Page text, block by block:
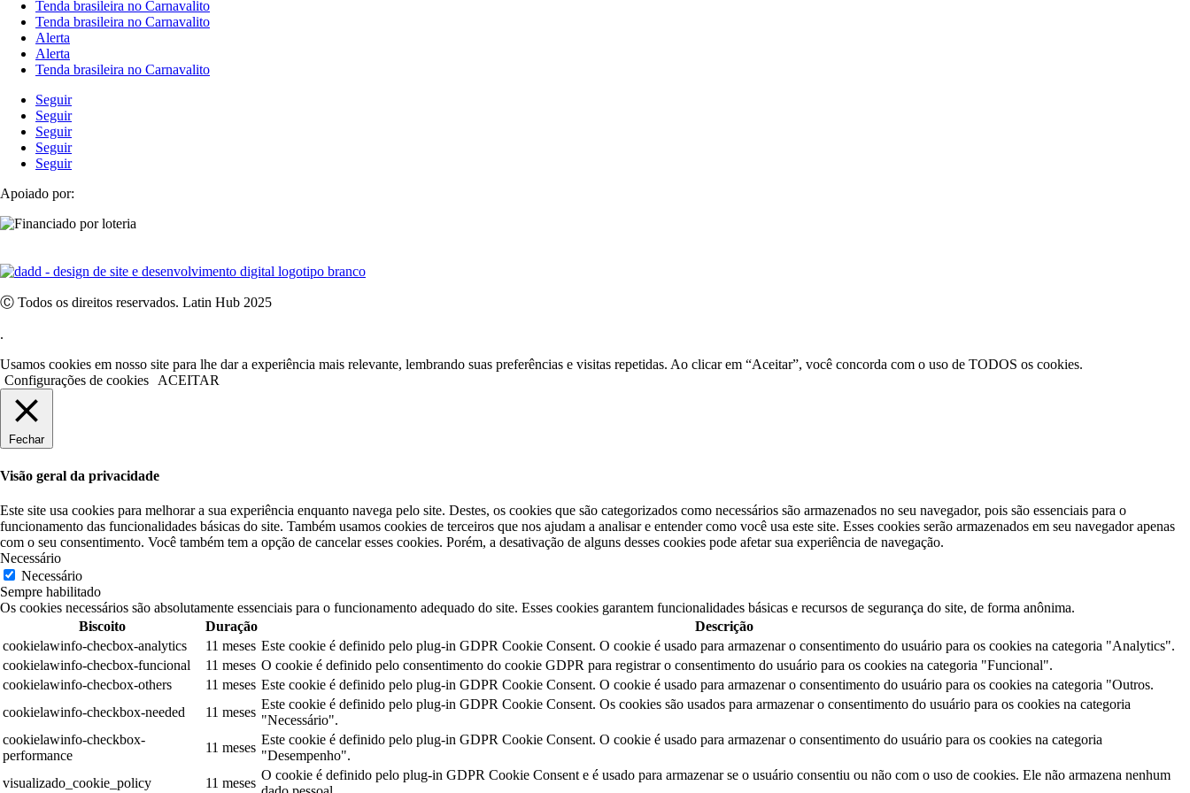
Tenda brasileira no Carnavalito
Tenda brasileira no Carnavalito
Alerta
Alerta
Tenda brasileira no Carnavalito
Seguir
Seguir
Seguir
Seguir
Seguir
Apoiado por:
Ⓒ Todos os direitos reservados. Latin Hub 2025
.
Usamos cookies em nosso site para lhe dar a experiência mais relevante, lembrando suas preferências e visitas repetidas. Ao clicar em “Aceitar”, você concorda com o uso de TODOS os cookies.
Configurações de cookies
ACEITAR
Fechar
Visão geral da privacidade
Este site usa cookies para melhorar a sua experiência enquanto navega pelo site. Destes, os cookies que são categorizados como necessários são armazenados no seu navegador, pois são essenciais para o
funcionamento das funcionalidades básicas do site. Também usamos cookies de terceiros que nos ajudam a analisar e entender como você usa este site. Esses cookies serão armazenados em seu navegador apenas
com o seu consentimento. Você também tem a opção de cancelar esses cookies. Porém, a desativação de alguns desses cookies pode afetar sua experiência de navegação.
Necessário
Necessário
Sempre habilitado
Os cookies necessários são absolutamente essenciais para o funcionamento adequado do site. Esses cookies garantem funcionalidades básicas e recursos de segurança do site, de forma anônima.
Biscoito
Duração
Descrição
cookielawinfo-checbox-analytics
11 meses Este cookie é definido pelo plug-in GDPR Cookie Consent. O cookie é usado para armazenar o consentimento do usuário para os cookies na categoria "Analytics".
cookielawinfo-checbox-funcional
11 meses O cookie é definido pelo consentimento do cookie GDPR para registrar o consentimento do usuário para os cookies na categoria "Funcional".
cookielawinfo-checbox-others
11 meses Este cookie é definido pelo plug-in GDPR Cookie Consent. O cookie é usado para armazenar o consentimento do usuário para os cookies na categoria "Outros.
cookielawinfo-checkbox-needed
11 meses
Este cookie é definido pelo plug-in GDPR Cookie Consent. Os cookies são usados para armazenar o consentimento do usuário para os cookies na categoria
"Necessário".
cookielawinfo-checkbox-
performance
11 meses
Este cookie é definido pelo plug-in GDPR Cookie Consent. O cookie é usado para armazenar o consentimento do usuário para os cookies na categoria
"Desempenho".
visualizado_cookie_policy
11 meses
O cookie é definido pelo plug-in GDPR Cookie Consent e é usado para armazenar se o usuário consentiu ou não com o uso de cookies. Ele não armazena nenhum